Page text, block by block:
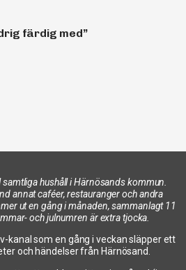
färdig med”
hushåll i Härnösands kommun.
annat caféer, restauranger och andra
ut en gång i månaden, sammanlagt 11
och julnumren är extra tjocka.
kanal som en gång i veckan släpper ett
och händelser från Härnösand.